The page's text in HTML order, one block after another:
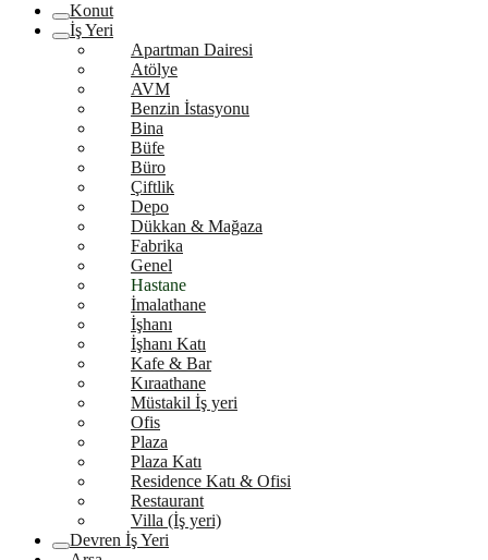
Konut
İş Yeri
Apartman Dairesi
Atölye
AVM
Benzin İstasyonu
Bina
Büfe
Büro
Çiftlik
Depo
Dükkan & Mağaza
Fabrika
Genel
Hastane
İmalathane
İşhanı
İşhanı Katı
Kafe & Bar
Kıraathane
Müstakil İş yeri
Ofis
Plaza
Plaza Katı
Residence Katı & Ofisi
Restaurant
Villa (İş yeri)
Devren İş Yeri